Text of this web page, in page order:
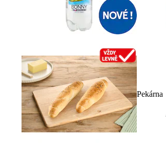
Pekárna